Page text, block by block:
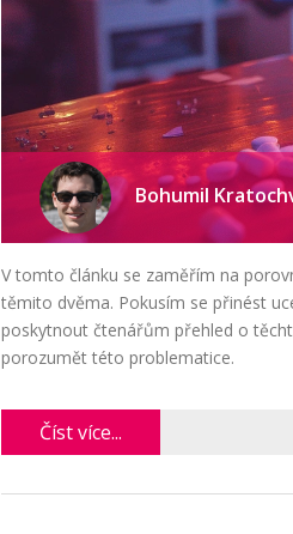
Bohumil
V tomto článku se zaměřím na
těmito dvěma. Pokusím se přinést
poskytnout čtenářům přehled o
porozumět této problematice.
Číst více...